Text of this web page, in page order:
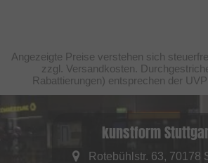
Angezeigte Preise verstehen sich
zzgl. Versandkosten.
Rabattierungen) entsprechen der
kunstform
Rotebühlstr. 63, 70178